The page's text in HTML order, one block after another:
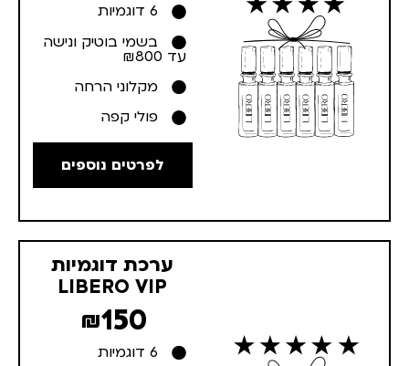
6 דוגמיות
בשמי בוטיק ונישה
עד ₪800
מקלוני הרחה
פולי קפה
לפרטים נוספים
ערכת דוגמיות
LIBERO VIP
₪150
6 דוגמיות